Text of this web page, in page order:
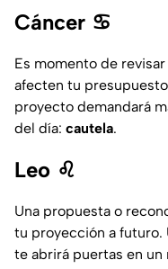
Cáncer ♋
Es momento de
afecten tu
proyecto demandará
del día: cautela.
Leo ♌
Una propuesta o
tu proyección a futuro.
te abrirá puertas en un